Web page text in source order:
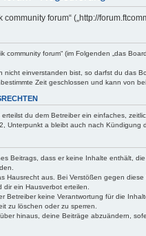
community forum“ („http://
community forum“ (im Folgenden „das
nicht einverstanden bist, so darfst du das
Zeit geschlossen und kann von
du dem Betreiber ein einfaches,
Unterpunkt a bleibt auch nach Kündigung
Beitrags, dass er keine Inhalte enthält,
Hausrecht aus. Bei Verstößen gegen
ein Hausverbot erteilen.
Betreiber keine Verantwortung für die
zu löschen oder zu sperren.
hinaus, deine Beiträge abzuändern,